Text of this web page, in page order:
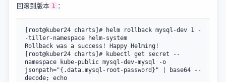
回滚到版本 1 ：
[root@kuber24 charts]# helm rollback mysql-dev 1 -
-tiller-namespace helm-system
Rollback was a success! Happy Helming!
[root@kuber24 charts]# kubectl get secret --
namespace kube-public mysql-dev-mysql -o
jsonpath="{.data.mysql-root-password}" | base64 --
decode; echo